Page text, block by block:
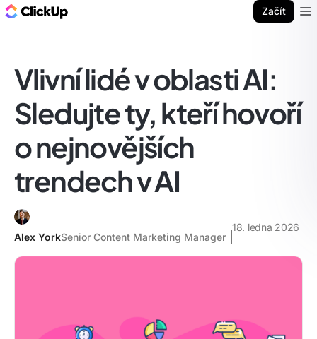
Začít
Vlivní lidé v oblasti AI:
Sledujte ty, kteří hovoří
o nejnovějších
trendech v AI
Alex YorkSenior Content Marketing Manager
18. ledna 2026